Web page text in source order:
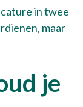
in twee
maar
je